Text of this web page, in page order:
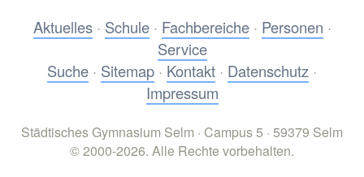
Aktuelles· Schule· Fachbereiche· Personen ·
Service
Suche · Sitemap · Kontakt · Datenschutz ·
Impressum
Städtisches Gymnasium Selm · Campus 5 · 59379 Selm
© 2000-2026. Alle Rechte vorbehalten.